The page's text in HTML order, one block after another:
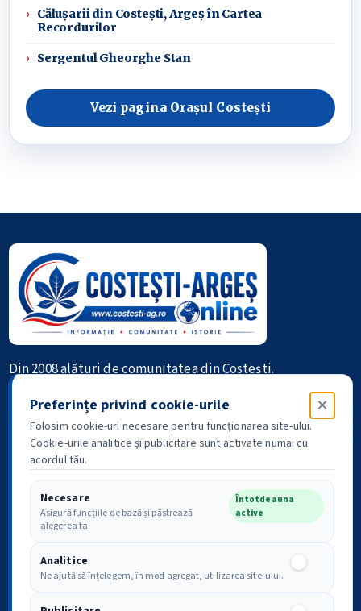
Călușarii din Costești, Argeș în Cartea
Recordurilor
Sergentul Gheorghe Stan
Vezi pagina Orașul Costești
Din 2008 alături de comunitatea din Costești.
Informație • Comunitate • Istorie
Politica de confidențialitateDrepturile tale GDPR
Preferințe privind cookie-urile ×
Folosim cookie-uri necesare pentru funcționarea site-ului.
Cookie-urile analitice și publicitare sunt activate numai cu
acordul tău.
Necesare
Asigură funcțiile de bază și păstrează
alegerea ta.
Întotdeauna
active
Analitice
Ne ajută să înțelegem, în mod agregat, utilizarea site-ului.
Analitice